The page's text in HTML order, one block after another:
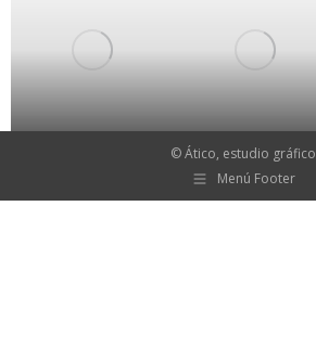
© Ático, estudio gráfico
Menú Footer